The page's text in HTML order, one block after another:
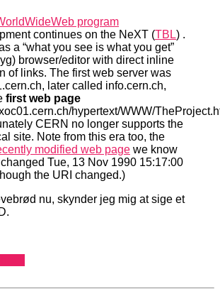
program
continues on the NeXT (TBL) .
a “what you see is what you get”
browser/editor with direct inline
of links. The first web server was
later called info.cern.ch,
first web page
hypertext/WWW/
CERN no longer supports the
site. Note from this era too, the
modified web page we know
Tue, 13 Nov 1990 15:17:00
the URI changed.)
nu, skynder jeg mig at sige et